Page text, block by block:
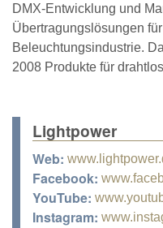
DMX-Entwicklung und
Übertragungslösungen
Beleuchtungsindustrie.
2008 Produkte für
Lightpower
Web:
Facebook:
YouTube:
Instagram: